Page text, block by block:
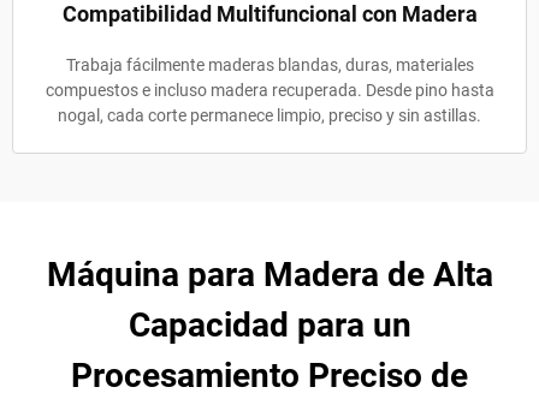
Compatibilidad Multifuncional con Madera
Trabaja fácilmente maderas blandas, duras, materiales
compuestos e incluso madera recuperada. Desde pino hasta
nogal, cada corte permanece limpio, preciso y sin astillas.
Máquina para Madera de Alta
Capacidad para un
Procesamiento Preciso de